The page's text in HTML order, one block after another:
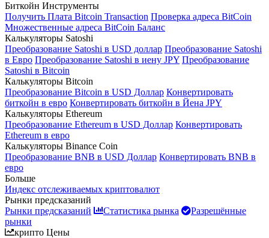
Биткойн Инструменты
Получить Плата Bitcoin Transaction Проверка адреса BitCoin
Множественные адреса BitCoin Баланс
Калькуляторы Satoshi
Преобразование Satoshi в USD доллар Преобразование Satoshi
в Евро Преобразование Satoshi в иену JPY Преобразование
Satoshi в Bitcoin
Калькуляторы Bitcoin
Преобразование Bitcoin в USD Доллар Конвертировать
биткойн в евро Конвертировать биткойн в Йена JPY
Калькуляторы Ethereum
Преобразование Ethereum в USD Доллар Конвертировать
Ethereum в евро
Калькуляторы Binance Coin
Преобразование BNB в USD Доллар Конвертировать BNB в
евро
Больше
Индекс отслеживаемых криптовалют
Рынки предсказаний
Рынки предсказаний
Статистика рынка
Разрешённые
рынки
крипто Цены